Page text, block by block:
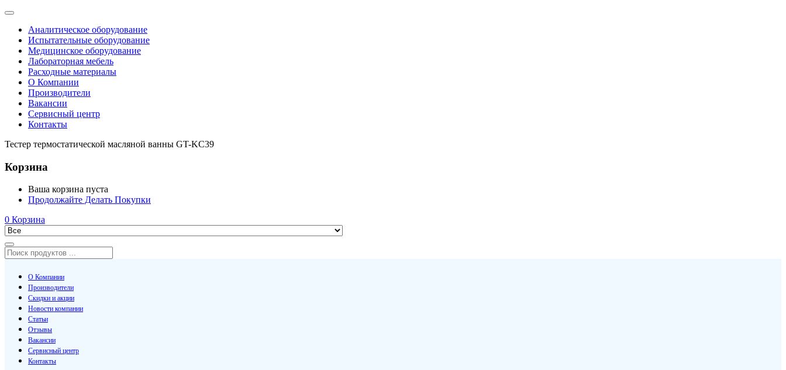
Аналитическое оборудование
Испытательные оборудование
Медицинское оборудование
Лабораторная мебель
Расходные материалы
О Компании
Производители
Вакансии
Сервисный центр
Контакты
Тестер термостатической масляной ванны GT-KC39
Корзина
Ваша корзина пуста
Продолжайте Делать Покупки
0 Корзина
О Компании
Производители
Скидки и акции
Новости компании
Статьи
Отзывы
Вакансии
Сервисный центр
Контакты